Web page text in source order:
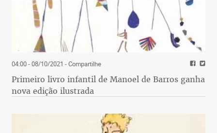
04:00 - 08/10/2021 - Compartilhe
Primeiro livro infantil de Manoel de Barros ganha
nova edição ilustrada